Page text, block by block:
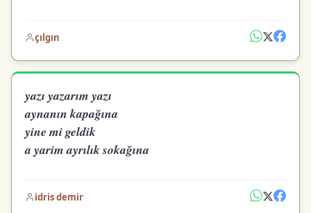
çılgın
yazı yazarım yazı
aynanın kapağına
yine mi geldik
a yarim ayrılık sokağına
idris demir